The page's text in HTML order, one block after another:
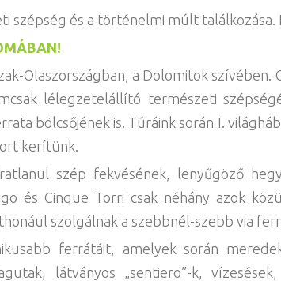
szépség és a történelmi múlt találkozása.
Olaszországban, a Dolomitok szívében.
lélegzetelállító természeti
bölcsőjének is. Túráink során I.
kerítünk.
szép fekvésének, lenyűgöző
és Cinque Torri csak néhány azok
szolgálnak a szebbnél-szebb via
ferrátáit, amelyek során
látványos „sentiero”-k,